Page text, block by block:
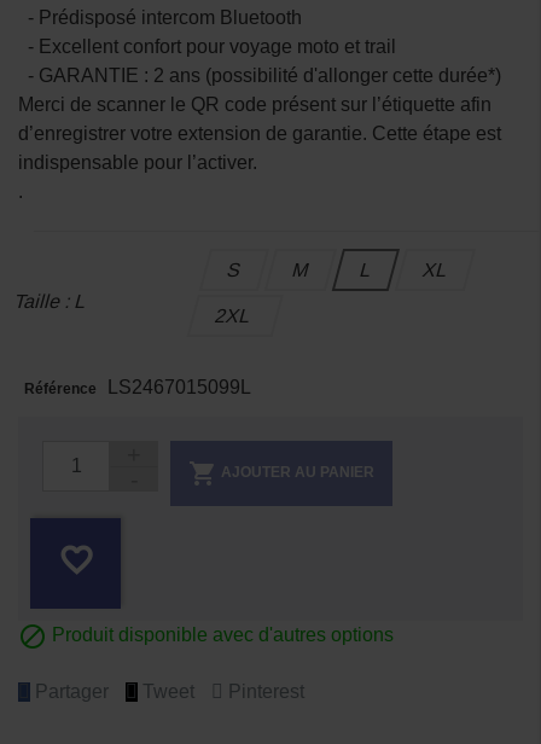
- Prédisposé intercom Bluetooth
- Excellent confort pour voyage moto et trail
- GARANTIE : 2 ans (possibilité d'allonger cette durée*)
Merci de scanner le QR code présent sur l’étiquette afin
d’enregistrer votre extension de garantie. Cette étape est
indispensable pour l’activer.
.
Taille : L
S M L XL
2XL
Référence LS2467015099L
 AJOUTER AU PANIER
favorite_border
 Produit disponible avec d'autres options
Partager Tweet Pinterest